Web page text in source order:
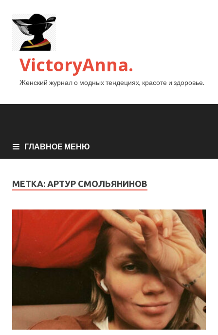
VictoryAnna.
Женский журнал о модных тендециях, красоте и здоровье.
ГЛАВНОЕ МЕНЮ
МЕТКА: АРТУР СМОЛЬЯНИНОВ